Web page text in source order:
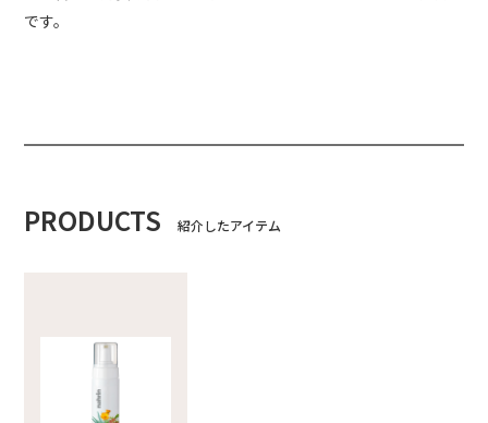
です。
PRODUCTS 紹介したアイテム